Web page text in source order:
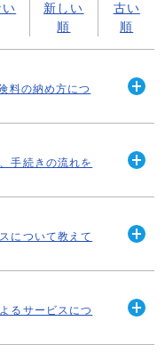
新しい
順
古い
順
料の納め方につ
く
介護保険料は65歳
いただきます。 毎年6
をお送りしていま
年金...
手続きの流れを
く
、まず、要介護認定
族などのほか、介護
できます。（委任状
～48カ月...
について教えて
く
ービスには、以下の
（ホームヘルプサー
問し、食事・入浴・
などの生活...
るサービスにつ
く